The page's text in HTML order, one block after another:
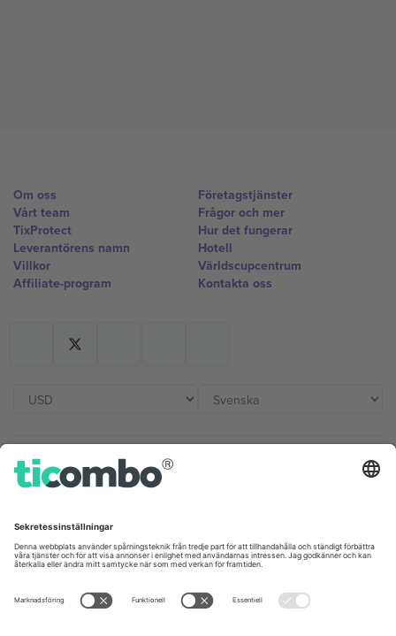
Om oss
Vårt team
TixProtect
Leverantörens namn
Villkor
Affiliate-program
Företagstjänster
Frågor och mer
Hur det fungerar
Hotell
Världscupcentrum
Kontakta oss
Kontor och support
Unter den Linden 24, 10117
Berlin, Germany
London, EC1V 1AW, United
Kingdom
United States
Switzerland